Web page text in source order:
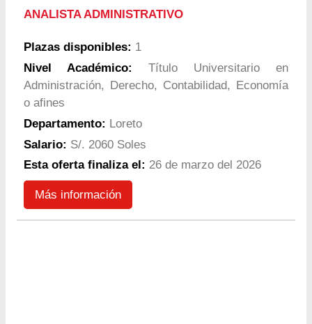
ANALISTA ADMINISTRATIVO
Plazas disponibles: 1
Nivel Académico:
Título Universitario en
Administración, Derecho, Contabilidad, Economía
o afines
Departamento: Loreto
Salario: S/. 2060 Soles
Esta oferta finaliza el: 26 de marzo del 2026
Más información